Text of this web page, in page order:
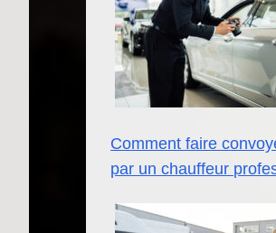
Comment faire
par un chauffeur